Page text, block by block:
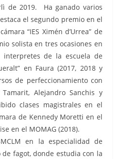
de 2019. Ha ganado varios
el segundo premio en el
“IES Ximén d’Urrea” de
solista en tres ocasiones en
interpretes de la escuela de
en Faura (2017, 2018 y
de perfeccionamiento con
Alejandro Sanchis y
clases magistrales en el
de Kennedy Moretti en el
en el MOMAG (2018).
en la especialidad de
fagot, donde estudia con la